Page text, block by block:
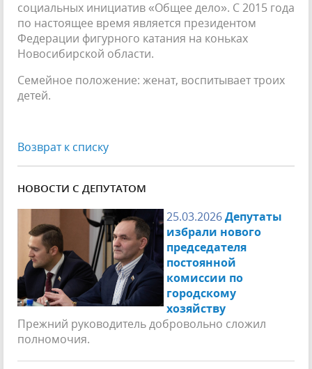
социальных инициатив «Общее дело». С 2015 года
по настоящее время является президентом
Федерации фигурного катания на коньках
Новосибирской области.
Семейное положение: женат, воспитывает троих
детей.
Возврат к списку
НОВОСТИ С ДЕПУТАТОМ
25.03.2026Депутаты
избрали нового
председателя
постоянной
комиссии по
городскому
хозяйству
Прежний руководитель добровольно сложил
полномочия.